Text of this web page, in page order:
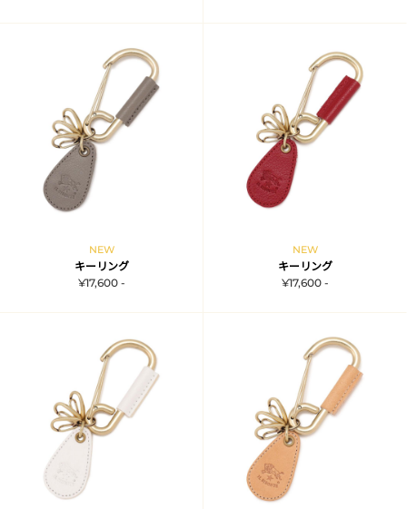
NEW
キーリング
¥17,600 -
NEW
キーリング
¥17,600 -